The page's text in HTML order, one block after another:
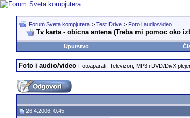
Forum Sveta kompjutera > Test Drive > Foto i audio/video
Tv karta - obicna antena (Treba mi pomoc oko
Uputstvo
Foto i audio/video Fotoaparati, Televizori, MP3 i DVD/DivX
26.4.2006, 0:45